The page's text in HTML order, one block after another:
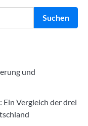
Suchen
und
Ein Vergleich der drei